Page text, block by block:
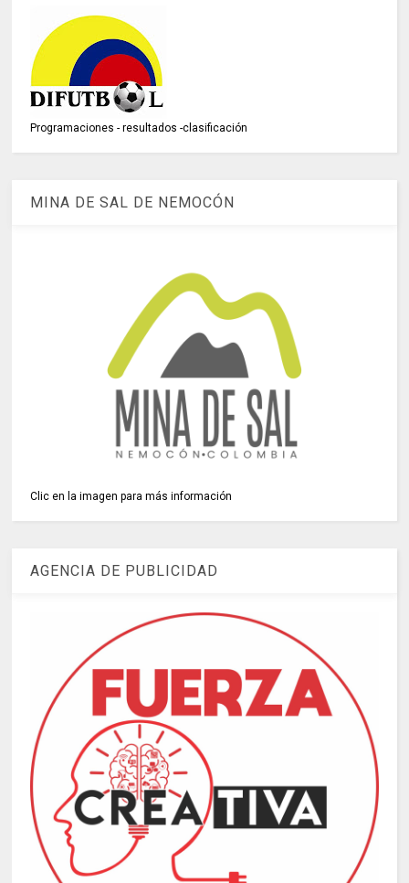
Programaciones - resultados -clasificación
MINA DE SAL DE NEMOCÓN
Clic en la imagen para más información
AGENCIA DE PUBLICIDAD